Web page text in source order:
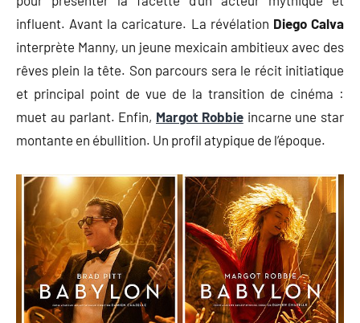
influent. Avant la caricature. La révélation Diego Calva
interprète Manny, un jeune mexicain ambitieux avec des
rêves plein la tête. Son parcours sera le récit initiatique
et principal point de vue de la transition de cinéma :
muet au parlant. Enfin, Margot Robbieincarne une star
montante en ébullition. Un profil atypique de l’époque.